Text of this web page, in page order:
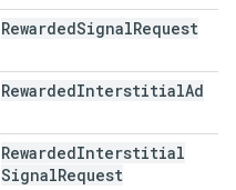
RewardedSignalRequest
RewardedInterstitialAd
RewardedInterstitial
SignalRequest